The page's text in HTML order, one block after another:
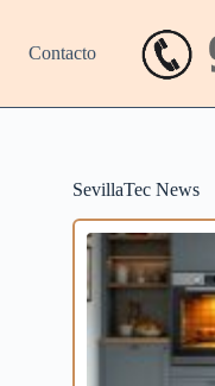
Contacto
SevillaTec News